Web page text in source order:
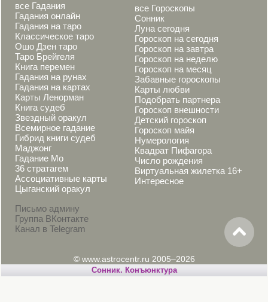
все Гадания
Гадания онлайн
Гадания на таро
Классическое таро
Ошо Дзен таро
Таро Брейгеля
Книга перемен
Гадания на рунах
Гадания на картах
Карты Ленорман
Книга судеб
Звездный оракул
Всемирное гадание
Гибрид книги судеб
Маджонг
Гадание Мо
36 стратагем
Ассоциативные карты
Цыганский оракул
Письмо админу
Группа ВКонтакте
Канал в Telegram
все Гороскопы
Сонник
Луна сегодня
Гороскоп на сегодня
Гороскоп на завтра
Гороскоп на неделю
Гороскоп на месяц
Забавные гороскопы
Карты любви
Подобрать партнера
Гороскоп внешности
Детский гороскоп
Гороскоп майя
Нумерология
Квадрат Пифагора
Число рождения
Виртуальная жилетка 16+
Интересное
© www.astrocentr.ru 2005–2026
Cонник. Конъюнктура